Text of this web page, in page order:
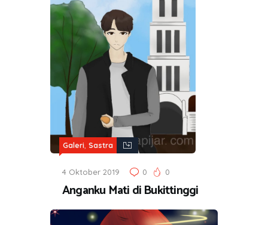
Galeri, Sastra
4 Oktober 2019 0 0
Anganku Mati di Bukittinggi